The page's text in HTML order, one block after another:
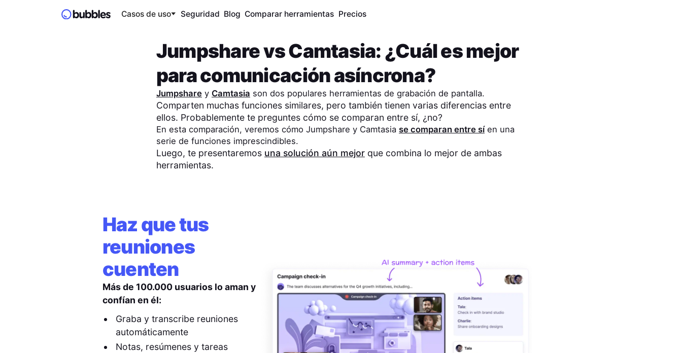
Casos de uso Seguridad Blog Comparar herramientas Precios
JumpsharevsCamtasia: ¿Cuál es mejor
para comunicación asíncrona?
Jumpsharey Camtasia son dos populares herramientas de grabación de pantalla.
Comparten muchas funciones similares, pero también tienen varias diferencias entre
ellos. Probablemente te preguntes cómo se comparan entre sí, ¿no?
En esta comparación, veremos cómo Jumpshare y Camtasia se comparan entre síen una
serie de funciones imprescindibles.
Luego, te presentaremos una solución aún mejorque combina lo mejor de ambas
herramientas.
Haz que tus
reuniones
cuenten
Más de 100.000 usuarios lo aman y
confían en él:
Graba y transcribe reuniones
automáticamente
Notas, resúmenes y tareas